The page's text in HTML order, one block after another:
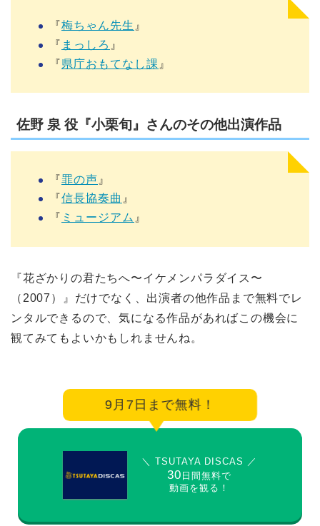
『梅ちゃん先生 』
『 まっしろ 』
『県庁おもてなし課 』
佐野 泉 役『小栗旬』さんのその他出演作品
『罪の声 』
『信長協奏曲 』
『 ミュージアム 』
『花ざかりの君たちへ〜イケメンパラダイス〜
（2007）』だけでなく、出演者の他作品まで無料でレ
ンタルできるので、気になる作品があればこの機会に
観てみてもよいかもしれませんね。
9月7日まで無料！
＼ TSUTAYA DISCAS ／
30 日間無料で
動画を観る！